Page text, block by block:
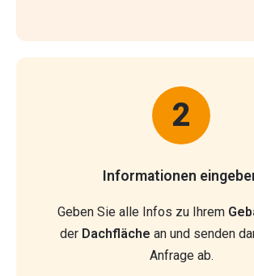
2
Informationen
Geben Sie alle Infos zu Ihrem
der Dachfläche an und senden
Anfrage ab.